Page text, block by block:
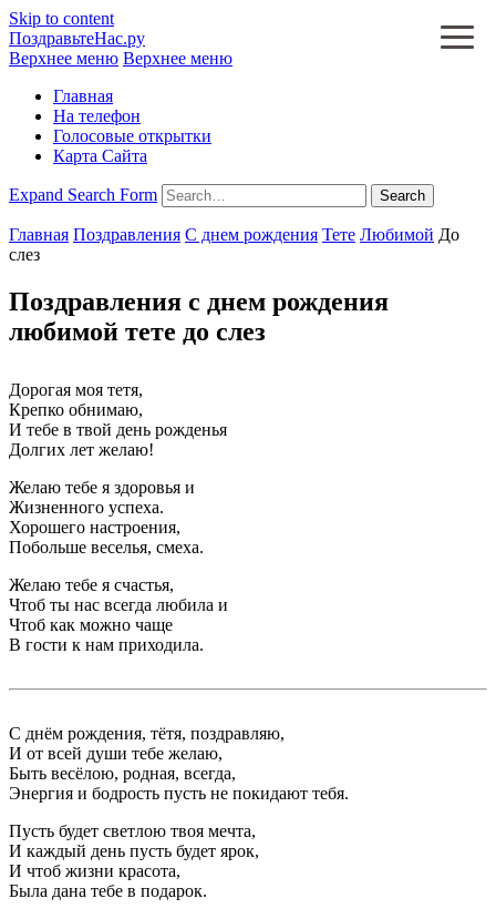
Skip to content
ПоздравьтеНас.ру
Верхнее меню Верхнее меню
Главная
На телефон
Голосовые открытки
Карта Сайта
Expand Search Form Search
Главная Поздравления С днем рождения Тете Любимой До
слез
Поздравления с днем рождения
любимой тете до слез
Дорогая моя тетя,
Крепко обнимаю,
И тебе в твой день рожденья
Долгих лет желаю!
Желаю тебе я здоровья и
Жизненного успеха.
Хорошего настроения,
Побольше веселья, смеха.
Желаю тебе я счастья,
Чтоб ты нас всегда любила и
Чтоб как можно чаще
В гости к нам приходила.
С днём рождения, тётя, поздравляю,
И от всей души тебе желаю,
Быть весёлою, родная, всегда,
Энергия и бодрость пусть не покидают тебя.
Пусть будет светлою твоя мечта,
И каждый день пусть будет ярок,
И чтоб жизни красота,
Была дана тебе в подарок.